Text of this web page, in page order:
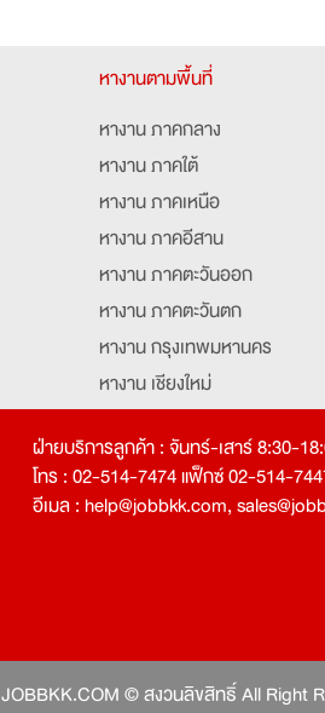
หางานตามพื้นที่
หางาน ภาคกลาง
หางาน ภาคใต้
หางาน ภาคเหนือ
หางาน ภาคอีสาน
หางาน ภาคตะวันออก
หางาน ภาคตะวันตก
หางาน กรุงเทพมหานคร
หางาน เชียงใหม่
ฝ่ายบริการลูกค้า : จันทร์-เสาร์ 8:30-
โทร : 02-514-7474 แฟ็กซ์ 02-514-
อีเมล : help@jobbkk.com,
JOBBKK.COM © สงวนลิขสิทธิ์ All Right